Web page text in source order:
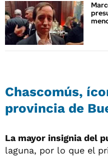
Chascomús,
provincia de
La mayor insignia del
laguna, por lo que el